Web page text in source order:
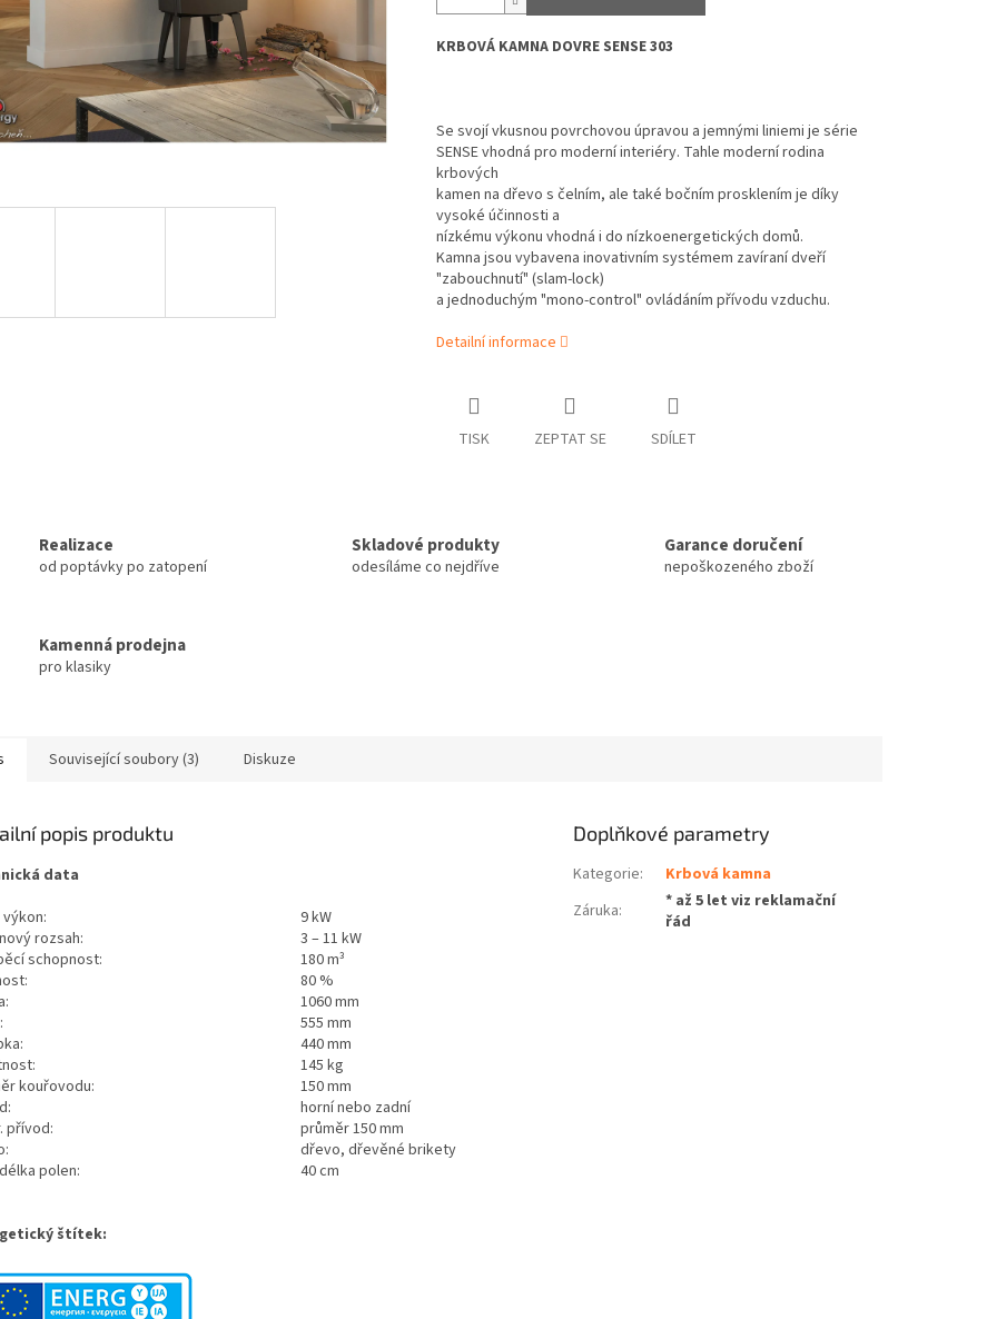
KRBOVÁ KAMNA DOVRE SENSE 303
Se svojí vkusnou povrchovou úpravou a jemnými liniemi je série
SENSE vhodná pro moderní interiéry. Tahle moderní rodina
krbových
kamen na dřevo s čelním, ale také bočním prosklením je díky
vysoké účinnosti a
nízkému výkonu vhodná i do nízkoenergetických domů.
Kamna jsou vybavena inovativním systémem zavíraní dveří
"zabouchnutí" (slam-lock)
a jednoduchým "mono-control" ovládáním přívodu vzduchu.
Detailní informace
TISK ZEPTAT SE SDÍLET
Realizace
od poptávky po zatopení
Skladové produkty
odesíláme co nejdříve
Garance doručení
nepoškozeného zboží
Kamenná prodejna
pro klasiky
Související soubory (3) Diskuze
popis produktu
data
výkon:
9 kW
rozsah:
3 – 11 kW
schopnost:
180 m³
80 %
1060 mm
555 mm
440 mm
145 kg
kouřovodu:
150 mm
horní nebo zadní
přívod:
průměr 150 mm
dřevo, dřevěné brikety
polen:
40 cm
štítek:
Doplňkové parametry
Kategorie:
Krbová kamna
Záruka:
* až 5 let viz reklamační
řád